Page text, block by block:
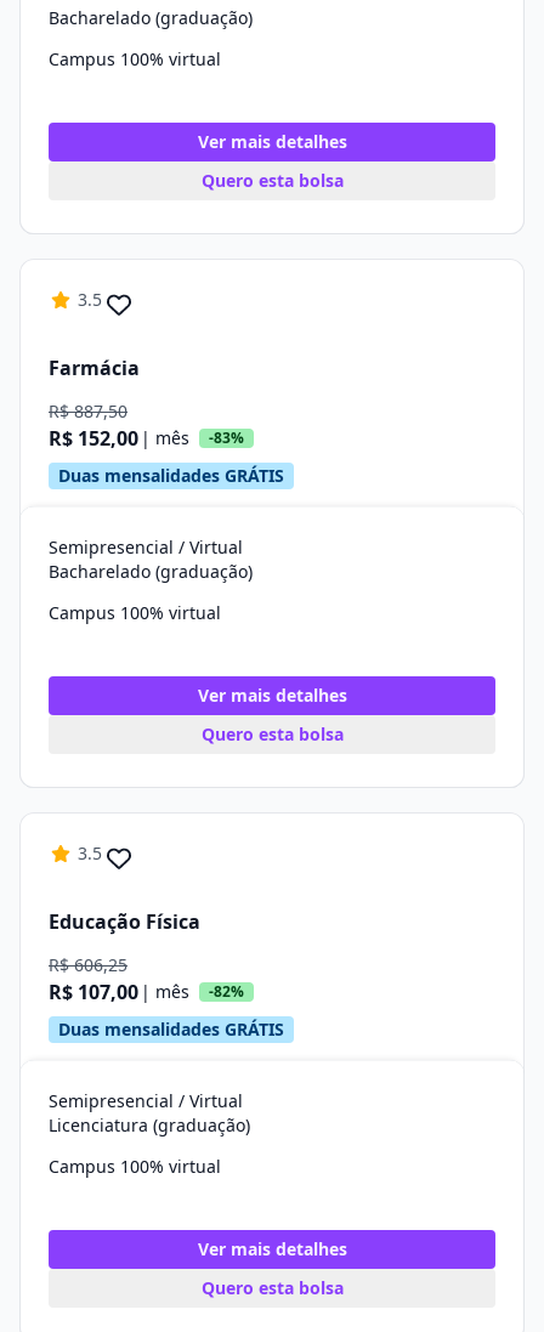
Bacharelado (graduação)
Campus 100% virtual
Ver mais detalhes
Quero esta bolsa
3.5
Farmácia
R$ 887,50
R$ 152,00 | mês -83%
Duas mensalidades GRÁTIS
Semipresencial / Virtual
Bacharelado (graduação)
Campus 100% virtual
Ver mais detalhes
Quero esta bolsa
3.5
Educação Física
R$ 606,25
R$ 107,00 | mês -82%
Duas mensalidades GRÁTIS
Semipresencial / Virtual
Licenciatura (graduação)
Campus 100% virtual
Ver mais detalhes
Quero esta bolsa